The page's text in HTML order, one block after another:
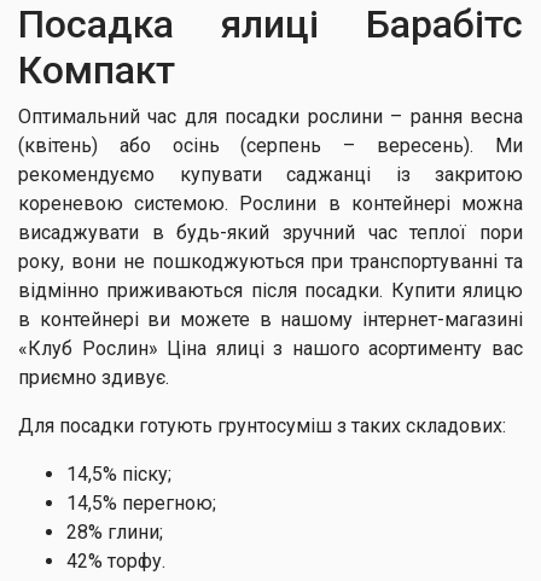
Посадка ялиці Барабітс
Компакт
Оптимальний час для посадки рослини – рання весна
(квітень) або осінь (серпень – вересень). Ми
рекомендуємо купувати саджанці із закритою
кореневою системою. Рослини в контейнері можна
висаджувати в будь-який зручний час теплої пори
року, вони не пошкоджуються при транспортуванні та
відмінно приживаються після посадки. Купити ялицю
в контейнері ви можете в нашому інтернет-магазині
«Клуб Рослин» Ціна ялиці з нашого асортименту вас
приємно здивує.
Для посадки готують грунтосуміш з таких складових:
14,5% піску;
14,5% перегною;
28% глини;
42% торфу.